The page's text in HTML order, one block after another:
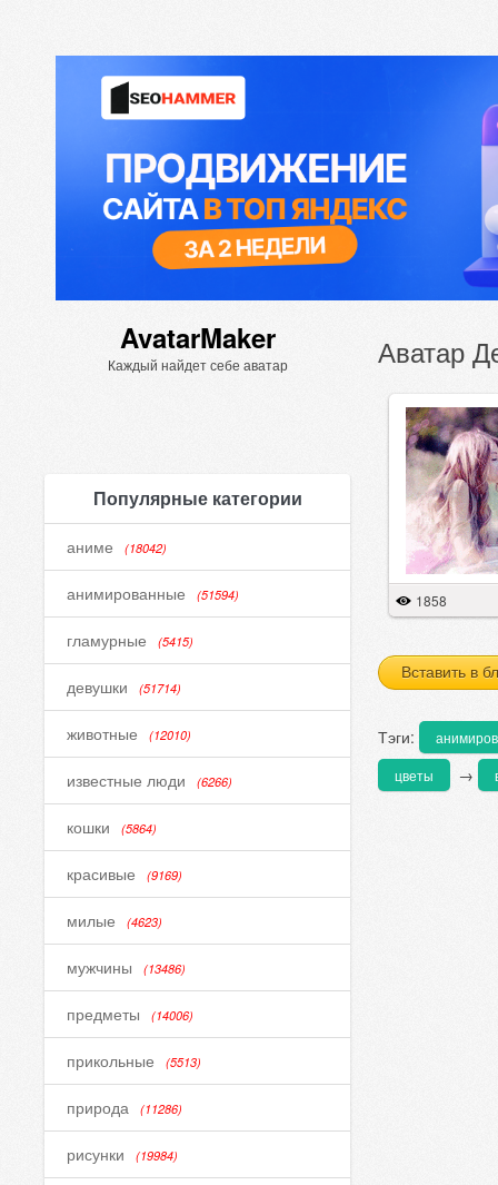
AvatarMaker
Каждый найдет себе аватар
Популярные категории
аниме (18042)
анимированные (51594)
гламурные (5415)
девушки (51714)
животные (12010)
известные люди (6266)
кошки (5864)
красивые (9169)
милые (4623)
мужчины (13486)
предметы (14006)
прикольные (5513)
природа (11286)
рисунки (19984)
Аватар
1858
Вставить в
Тэги:
цветы
→